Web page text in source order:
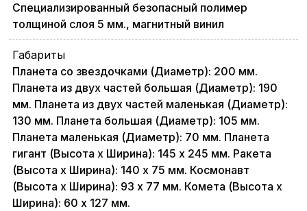
Специализированный безопасный полимер
толщиной слоя 5 мм., магнитный винил
Габариты
Планета со звездочками (Диаметр): 200 мм.
Планета из двух частей большая (Диаметр): 190
мм. Планета из двух частей маленькая (Диаметр):
130 мм. Планета большая (Диаметр): 105 мм.
Планета маленькая (Диаметр): 70 мм. Планета
гигант (Высота х Ширина): 145 х 245 мм. Ракета
(Высота х Ширина): 140 х 75 мм. Космонавт
(Высота х Ширина): 93 х 77 мм. Комета (Высота х
Ширина): 60 х 127 мм.